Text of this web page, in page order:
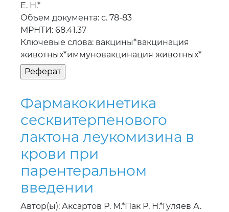
Е. Н.*
Объем документа: с. 78-83
МРНТИ: 68.41.37
Ключевые слова: вакцины*вакцинация
животных*иммуновакцинация животных*
Фармакокинетика
сесквитерпенового
лактона леукомизина в
крови при
парентеральном
введении
Автор(ы): Аксартов Р. М.*Пак Р. Н.*Гуляев А.